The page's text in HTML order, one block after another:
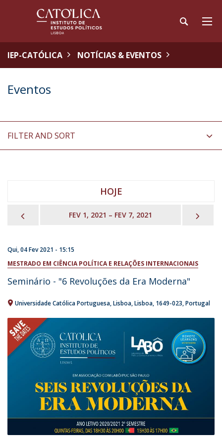
IEP-CATÓLICA NOTÍCIAS & EVENTOS
Eventos
FILTER AND SORT
HOJE
PREVIOUSFEV 1, 2021 – FEV 7, 2021
Qui, 04 Fev 2021 - 15:15
MESTRADO EM CIÊNCIA POLÍTICA E RELAÇÕES INTERNACIONAIS
Seminário - "6 Revoluções da Era Moderna"
Universidade Católica Portuguesa Lisboa Lisboa 1649-023 Portugal